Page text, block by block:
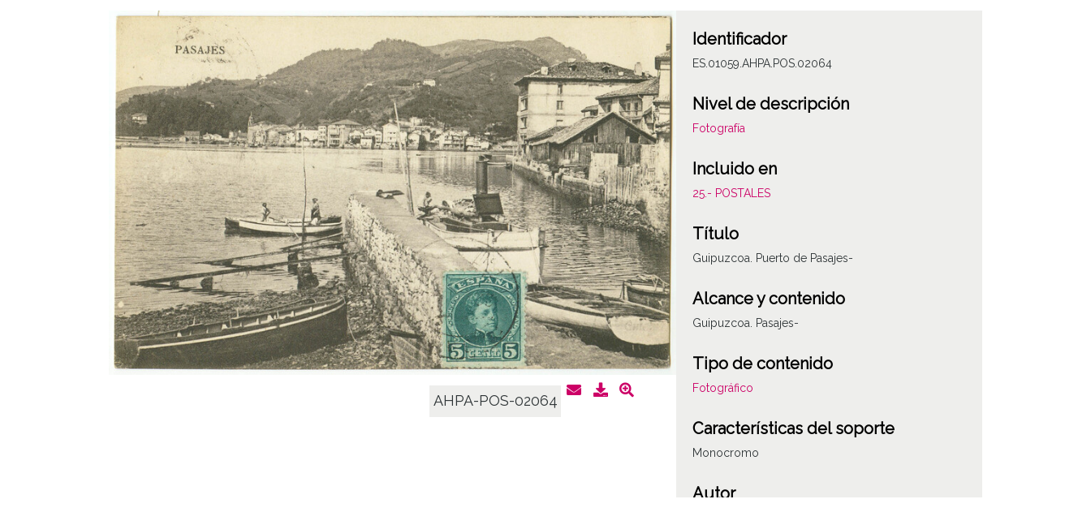
AHPA-POS-02064
Identificador
ES.01059.AHPA.POS.02064
Nivel de descripción
Fotografía
Incluido en
25.- POSTALES
Título
Guipuzcoa. Puerto de Pasajes-
Alcance y contenido
Guipuzcoa. Pasajes-
Tipo de contenido
Fotográfico
Características del soporte
Monocromo
Autor